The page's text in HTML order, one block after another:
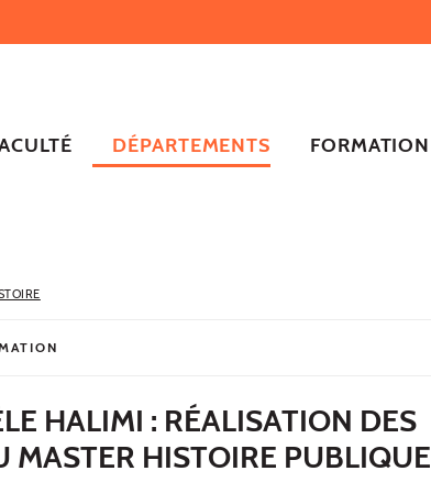
DÉPARTEMENTS FORMATION
HALIMI : RÉALISATION DES
MASTER HISTOIRE PUBLIQUE